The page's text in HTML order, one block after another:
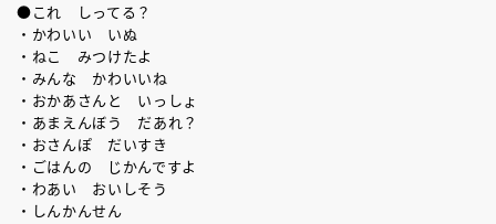
●これ しってる？
・かわいい いぬ
・ねこ みつけたよ
・みんな かわいいね
・おかあさんと いっしょ
・あまえんぼう だあれ？
・おさんぽ だいすき
・ごはんの じかんですよ
・わあい おいしそう
・しんかんせん